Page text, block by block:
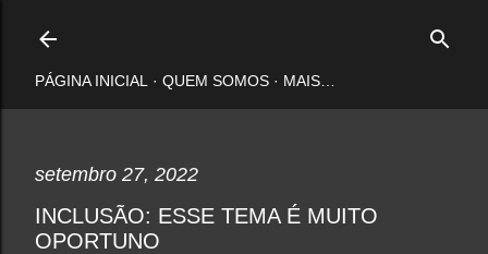
PÁGINA INICIAL QUEM SOMOS MAIS…
setembro 27, 2022
INCLUSÃO: ESSE TEMA É MUITO
OPORTUNO